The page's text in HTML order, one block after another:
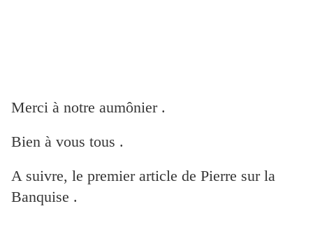
Merci à notre aumônier .
Bien à vous tous .
A suivre, le premier article de Pierre sur la
Banquise .